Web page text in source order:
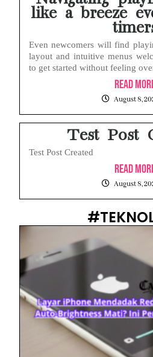
like a breeze
Even newcomers will find
layout and intuitive menus
to get started without feeling
Read
August 8,
Test Post
Test Post Created
Read
August 8,